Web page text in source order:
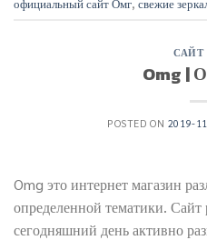
САЙТ
Omg |
POSTED ON 2019-
Omg это интернет магазин
определенной тематики. Сайт
сегодняшний день активно